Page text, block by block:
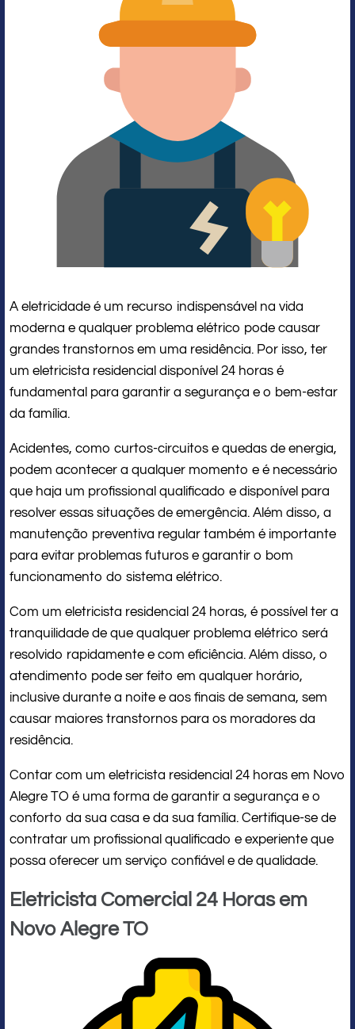
A eletricidade é um recurso indispensável na vida
moderna e qualquer problema elétrico pode causar
grandes transtornos em uma residência. Por isso, ter
um eletricista residencial disponível 24 horas é
fundamental para garantir a segurança e o bem-estar
da família.
Acidentes, como curtos-circuitos e quedas de energia,
podem acontecer a qualquer momento e é necessário
que haja um profissional qualificado e disponível para
resolver essas situações de emergência. Além disso, a
manutenção preventiva regular também é importante
para evitar problemas futuros e garantir o bom
funcionamento do sistema elétrico.
Com um eletricista residencial 24 horas, é possível ter a
tranquilidade de que qualquer problema elétrico será
resolvido rapidamente e com eficiência. Além disso, o
atendimento pode ser feito em qualquer horário,
inclusive durante a noite e aos finais de semana, sem
causar maiores transtornos para os moradores da
residência.
Contar com um eletricista residencial 24 horas em Novo
Alegre TO é uma forma de garantir a segurança e o
conforto da sua casa e da sua família. Certifique-se de
contratar um profissional qualificado e experiente que
possa oferecer um serviço confiável e de qualidade.
Eletricista Comercial 24 Horas em
Novo Alegre TO